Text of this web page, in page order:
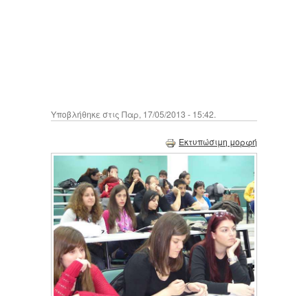
Υποβλήθηκε στις Παρ, 17/05/2013 - 15:42.
Εκτυπώσιμη μορφή